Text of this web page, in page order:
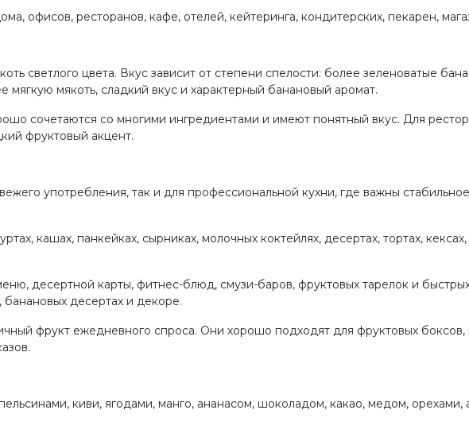
офисов, ресторанов, кафе, отелей, кейтеринга, кондитерских, пекарен,
светлого цвета. Вкус зависит от степени спелости: более зеленоватые
мякоть, сладкий вкус и характерный банановый аромат.
сочетаются со многими ингредиентами и имеют понятный вкус. Для
фруктовый акцент.
употребления, так и для профессиональной кухни, где важны
кашах, панкейках, сырниках, молочных коктейлях, десертах, тортах,
десертной карты, фитнес-блюд, смузи-баров, фруктовых тарелок и
банановых десертах и декоре.
фрукт ежедневного спроса. Они хорошо подходят для фруктовых боксов,
киви, ягодами, манго, ананасом, шоколадом, какао, медом, орехами,